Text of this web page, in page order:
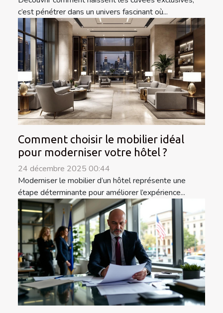
c’est pénétrer dans un univers fascinant où...
Comment choisir le mobilier idéal
pour moderniser votre hôtel ?
24 décembre 2025 00:44
Moderniser le mobilier d’un hôtel représente une
étape déterminante pour améliorer l’expérience...